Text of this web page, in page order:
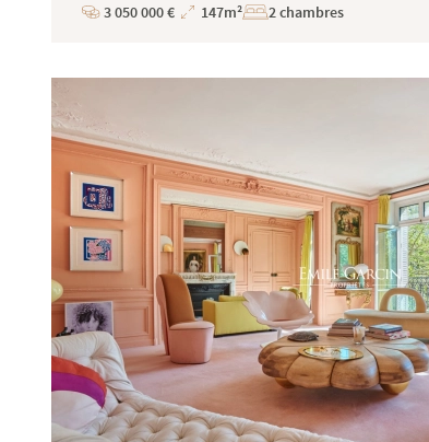
Prix
3 050 000 €
Superficie
147m² 2 chambres